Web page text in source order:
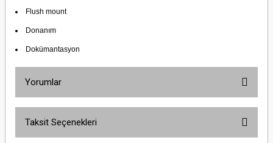
Flush mount
Donanım
Dokümantasyon
Yorumlar
Taksit Seçenekleri